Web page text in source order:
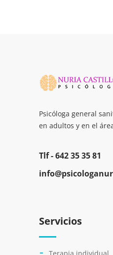
Psicóloga general
en adultos y en el
Tlf -642 35 35 81
Servicios